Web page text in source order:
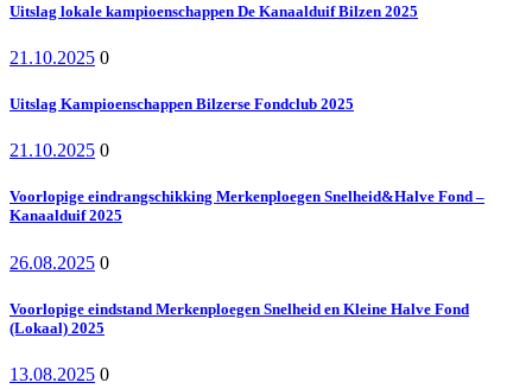
Uitslag lokale kampioenschappen De Kanaalduif Bilzen 2025
21.10.2025 0
Uitslag Kampioenschappen Bilzerse Fondclub 2025
21.10.2025 0
Voorlopige eindrangschikking Merkenploegen Snelheid&Halve Fond –
Kanaalduif 2025
26.08.2025 0
Voorlopige eindstand Merkenploegen Snelheid en Kleine Halve Fond
(Lokaal) 2025
13.08.2025 0